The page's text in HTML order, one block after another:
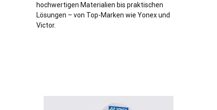
hochwertigen Materialien bis praktischen
Lösungen – von Top-Marken wie Yonex und
Victor.